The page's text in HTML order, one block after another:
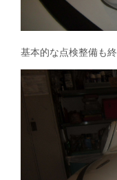
基本的な点検整備も